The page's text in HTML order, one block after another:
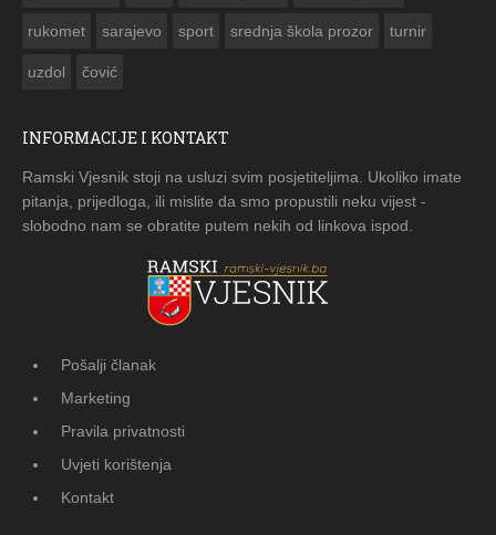
rukomet sarajevo sport srednja škola prozor turnir
uzdol čović
INFORMACIJE I KONTAKT
Ramski Vjesnik stoji na usluzi svim posjetiteljima. Ukoliko imate
pitanja, prijedloga, ili mislite da smo propustili neku vijest -
slobodno nam se obratite putem nekih od linkova ispod.
Pošalji članak
Marketing
Pravila privatnosti
Uvjeti korištenja
Kontakt